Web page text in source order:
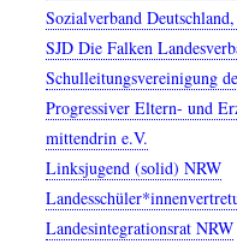
Sozialverband
SJD Die Falken
Schulleitungsvereinigung
Progressiver Eltern- und
mittendrin e.V.
Linksjugend (solid) NRW
Landesintegrationsrat NRW